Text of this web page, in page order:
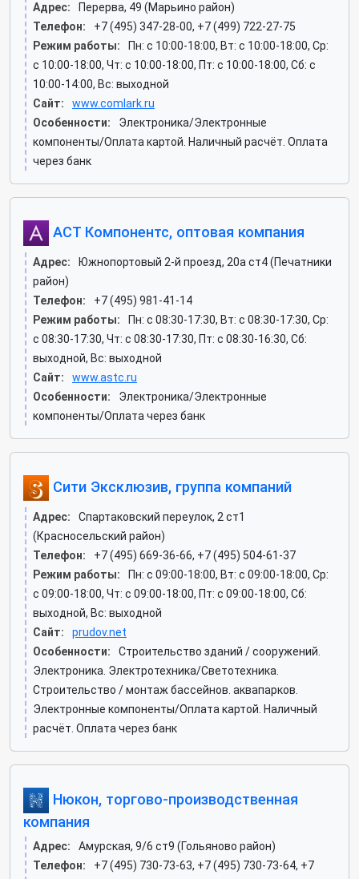
Адрес:
Перерва, 49 (Марьино район)
Телефон:
+7 (495) 347-28-00, +7 (499) 722-27-75
Режим работы:
Пн: c 10:00-18:00, Вт: c 10:00-18:00, Ср:
c 10:00-18:00, Чт: c 10:00-18:00, Пт: c 10:00-18:00, Сб: c
10:00-14:00, Вс: выходной
Сайт:
www.comlark.ru
Особенности:
Электроника/Электронные
компоненты/Оплата картой. Наличный расчёт. Оплата
через банк
АСТ Компонентс, оптовая компания
Адрес:
Южнопортовый 2-й проезд, 20а ст4 (Печатники
район)
Телефон:
+7 (495) 981-41-14
Режим работы:
Пн: c 08:30-17:30, Вт: c 08:30-17:30, Ср:
c 08:30-17:30, Чт: c 08:30-17:30, Пт: c 08:30-16:30, Сб:
выходной, Вс: выходной
Сайт:
www.astc.ru
Особенности:
Электроника/Электронные
компоненты/Оплата через банк
Сити Эксклюзив, группа компаний
Адрес:
Спартаковский переулок, 2 ст1
(Красносельский район)
Телефон:
+7 (495) 669-36-66, +7 (495) 504-61-37
Режим работы:
Пн: c 09:00-18:00, Вт: c 09:00-18:00, Ср:
c 09:00-18:00, Чт: c 09:00-18:00, Пт: c 09:00-18:00, Сб:
выходной, Вс: выходной
Сайт:
prudov.net
Особенности:
Строительство зданий / сооружений.
Электроника. Электротехника/Светотехника.
Строительство / монтаж бассейнов. аквапарков.
Электронные компоненты/Оплата картой. Наличный
расчёт. Оплата через банк
Нюкон, торгово-производственная
компания
Адрес:
Амурская, 9/6 ст9 (Гольяново район)
Телефон:
+7 (495) 730-73-63, +7 (495) 730-73-64, +7